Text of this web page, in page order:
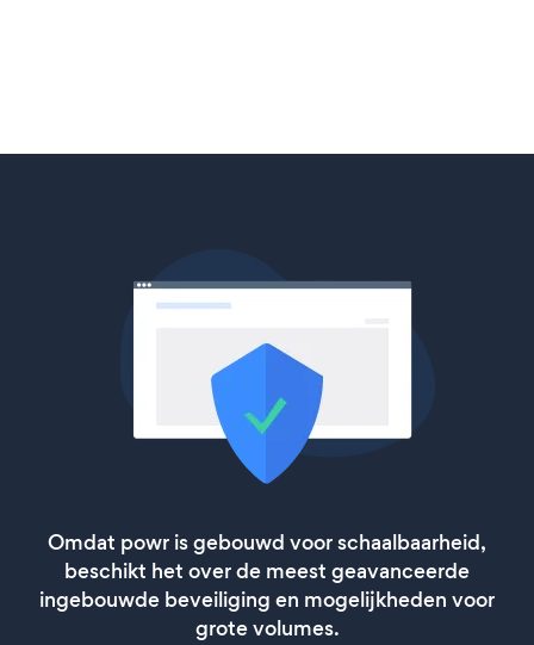
Omdat powr is gebouwd voor schaalbaarheid,
beschikt het over de meest geavanceerde
ingebouwde beveiliging en mogelijkheden voor
grote volumes.